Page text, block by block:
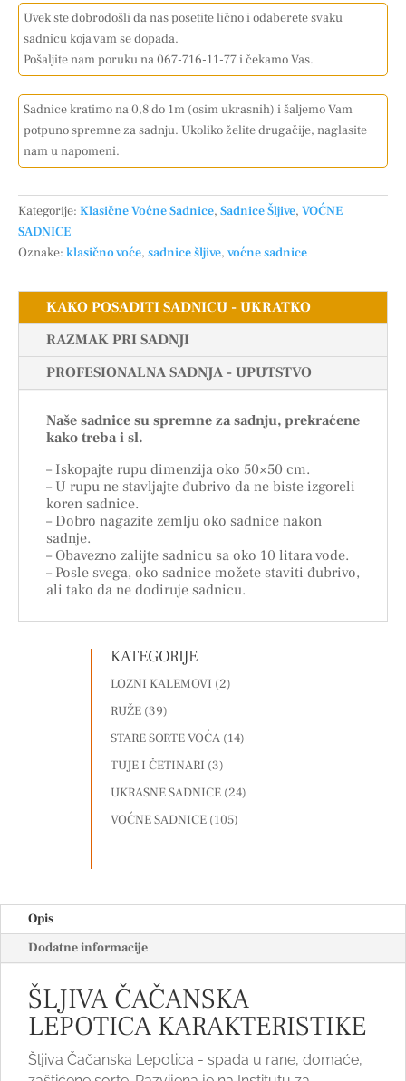
Uvek ste dobrodošli da nas posetite lično i odaberete svaku
sadnicu koja vam se dopada.
Pošaljite nam poruku na 067-716-11-77 i čekamo Vas.
Sadnice kratimo na 0,8 do 1m (osim ukrasnih) i šaljemo Vam
potpuno spremne za sadnju. Ukoliko želite drugačije, naglasite
nam u napomeni.
Kategorije: Klasične Voćne Sadnice, Sadnice Šljive, VOĆNE
SADNICE
Oznake: klasično voće, sadnice šljive, voćne sadnice
KAKO POSADITI SADNICU - UKRATKO
RAZMAK PRI SADNJI
PROFESIONALNA SADNJA - UPUTSTVO
Naše sadnice su spremne za sadnju, prekraćene
kako treba i sl.
– Iskopajte rupu dimenzija oko 50×50 cm.
– U rupu ne stavljajte đubrivo da ne biste izgoreli
koren sadnice.
– Dobro nagazite zemlju oko sadnice nakon
sadnje.
– Obavezno zalijte sadnicu sa oko 10 litara vode.
– Posle svega, oko sadnice možete staviti đubrivo,
ali tako da ne dodiruje sadnicu.
KATEGORIJE
LOZNI KALEMOVI (2)
RUŽE (39)
STARE SORTE VOĆA (14)
TUJE I ČETINARI (3)
UKRASNE SADNICE (24)
VOĆNE SADNICE (105)
Opis
Dodatne informacije
ŠLJIVA ČAČANSKA
LEPOTICA KARAKTERISTIKE
Šljiva Čačanska Lepotica - spada u rane, domaće,